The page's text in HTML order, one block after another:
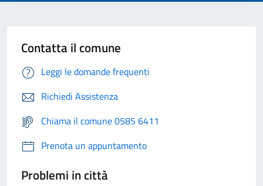
Contatta il comune
Leggi le domande frequenti
Richiedi Assistenza
Chiama il comune 0585 6411
Prenota un appuntamento
Problemi in città